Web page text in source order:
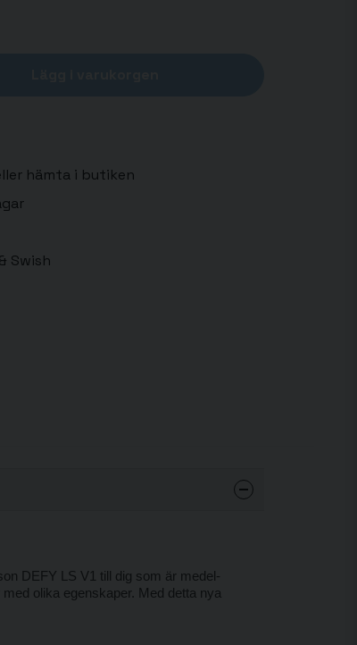
hämta i butiken
Swish
DEFY LS V1 till dig som är medel-
olika egenskaper. Med detta nya